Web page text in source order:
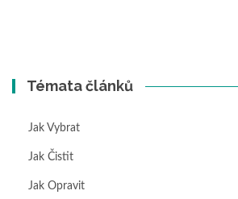
Témata článků
Jak Vybrat
Jak Čistit
Jak Opravit